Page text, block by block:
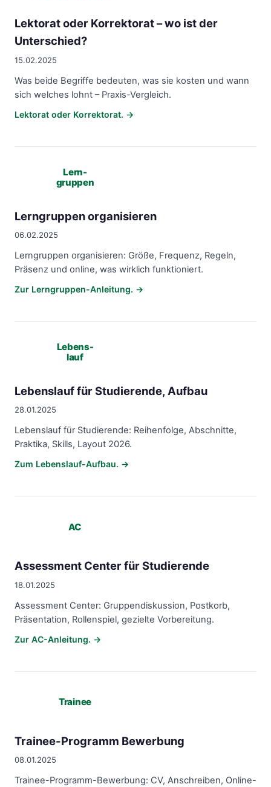
Lektorat oder Korrektorat – wo ist der
Unterschied?
15.02.2025
Was beide Begriffe bedeuten, was sie kosten und wann
sich welches lohnt – Praxis-Vergleich.
Lektorat oder Korrektorat. →
Lern-
gruppen
Lerngruppen organisieren
06.02.2025
Lerngruppen organisieren: Größe, Frequenz, Regeln,
Präsenz und online, was wirklich funktioniert.
Zur Lerngruppen-Anleitung. →
Lebens-
lauf
Lebenslauf für Studierende, Aufbau
28.01.2025
Lebenslauf für Studierende: Reihenfolge, Abschnitte,
Praktika, Skills, Layout 2026.
Zum Lebenslauf-Aufbau. →
AC
Assessment Center für Studierende
18.01.2025
Assessment Center: Gruppendiskussion, Postkorb,
Präsentation, Rollenspiel, gezielte Vorbereitung.
Zur AC-Anleitung. →
Trainee
Trainee-Programm Bewerbung
08.01.2025
Trainee-Programm-Bewerbung: CV, Anschreiben, Online-